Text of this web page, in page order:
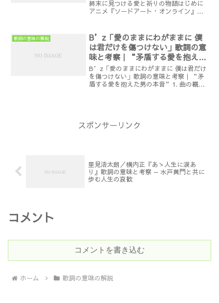
終末に見つける愛と祈りの物語はじめに
アニメ『ソードアート・オンライン』や
シンガー」とも呼ばれ、切なくも透明
感...
歌詞の意味の解説
B’z「愛のままにわがままに 僕
は君だけを傷つけない」歌詞の意
味と考察｜“矛盾する愛を抱えた
男の本音”
B’z「愛のままにわがままに 僕は君だけ
を傷つけない」歌詞の意味と考察｜“矛
盾する愛を抱えた男の本音”1. 曲の概要
スポンサーリンク
里見浩太朗／横内正『あゝ人生に涙あ
り』歌詞の意味と考察 — 水戸黄門と共に
歩む人生の哀歓
コメント
コメントを書き込む
ホーム 歌詞の意味の解説